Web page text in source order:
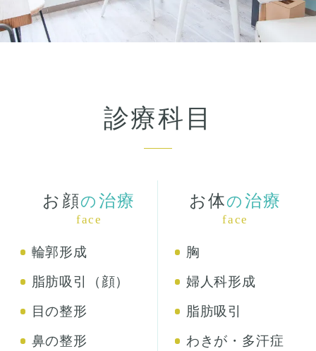
診療科目
お顔の 治療
face
輪郭形成
脂肪吸引（顔）
目の整形
鼻の整形
お体の 治療
face
胸
婦人科形成
脂肪吸引
わきが・多汗症